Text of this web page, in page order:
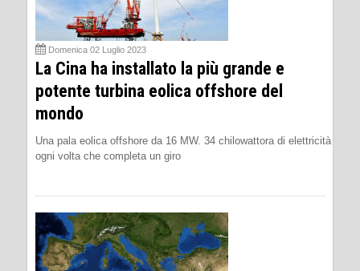
Domenica 02 Luglio 2023
La Cina ha installato la più grande e
potente turbina eolica offshore del
mondo
Una pala eolica offshore da 16 MW. 34 chilowattora di elettricità
ogni volta che completa un giro